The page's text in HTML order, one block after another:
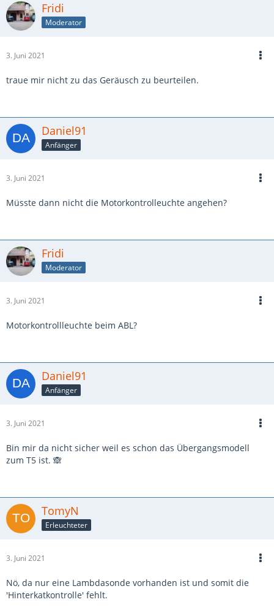
Fridi
Moderator
3. Juni 2021
traue mir nicht zu das Geräusch zu beurteilen.
Daniel91
Anfänger
3. Juni 2021
Müsste dann nicht die Motorkontrolleuchte angehen?
Fridi
Moderator
3. Juni 2021
Motorkontrollleuchte beim ABL?
Daniel91
Anfänger
3. Juni 2021
Bin mir da nicht sicher weil es schon das Übergangsmodell
zum T5 ist. 🙈
TomyN
Erleuchteter
3. Juni 2021
Nö, da nur eine Lambdasonde vorhanden ist und somit die
'Hinterkatkontrolle' fehlt.